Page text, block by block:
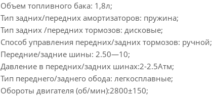
Объем топливного бака: 1,8л;
Тип задних/передних амортизаторов: пружина;
Тип задних /передних тормозов: дисковые;
Способ управления передних/задних тормозов: ручной;
Передние/задние шины: 2.50—10;
Давление в передних/задних шинах:2-2.5Атм;
Тип переднего/заднего обода: легкосплавные;
Обороты двигателя (об/мин):2800±150;